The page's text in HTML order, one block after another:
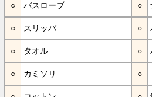
バスローブ
スリッパ
タオル
カミソリ